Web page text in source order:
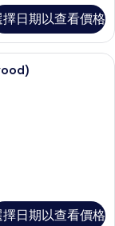
擇日期以查看價格
、遮光布/窗簾、熨斗/
擇日期以查看價格